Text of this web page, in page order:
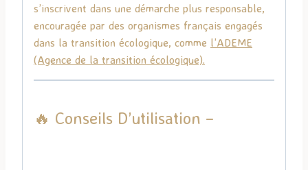
s’inscrivent dans une démarche plus responsable,
encouragée par des organismes français engagés
dans la transition écologique, comme l’ADEME
(Agence de la transition écologique).
🔥 Conseils D’utilisation –